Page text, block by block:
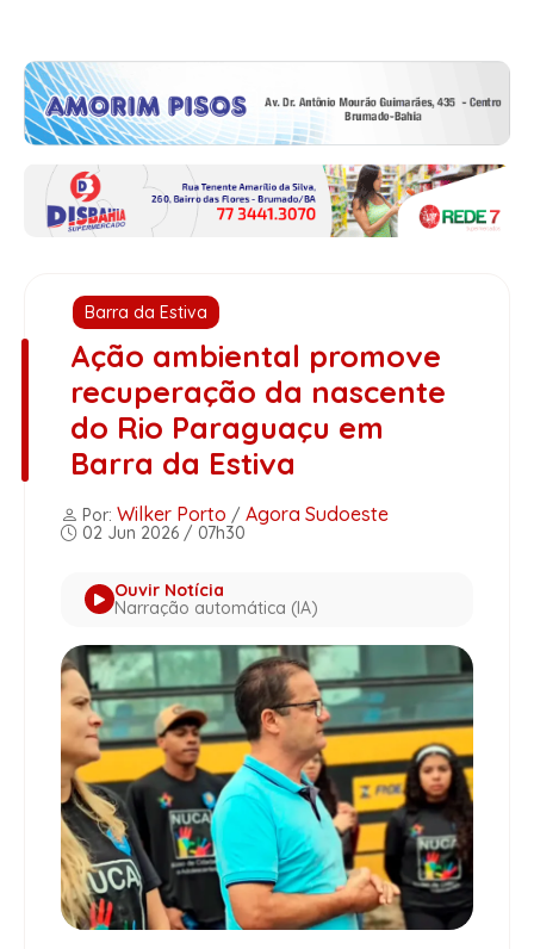
Barra da Estiva
Ação ambiental promove
recuperação da nascente
do Rio Paraguaçu em
Barra da Estiva
Por: Wilker Porto / Agora Sudoeste
02 Jun 2026 / 07h30
Ouvir Notícia
Narração automática (IA)